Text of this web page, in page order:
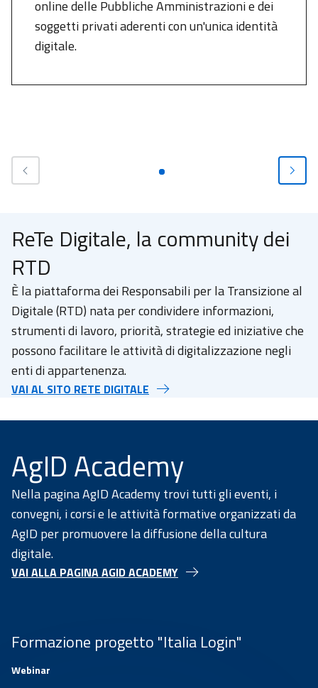
online delle Pubbliche Amministrazioni e dei
soggetti privati aderenti con un'unica identità
digitale.
ReTe Digitale, la community dei
RTD
È la piattaforma dei Responsabili per la Transizione al
Digitale (RTD) nataper condividere informazioni,
strumenti di lavoro, priorità, strategie ed iniziative che
possono facilitare le attività di digitalizzazione negli
enti di appartenenza.
VAI AL SITO RETE DIGITALE
AgID Academy
Nella pagina AgID Academy trovi tutti gli eventi, i
convegni, i corsi e le attività formative organizzati da
AgID per promuovere la diffusione della cultura
digitale.
VAI ALLA PAGINA AGID ACADEMY
Formazione progetto "Italia Login"
Webinar